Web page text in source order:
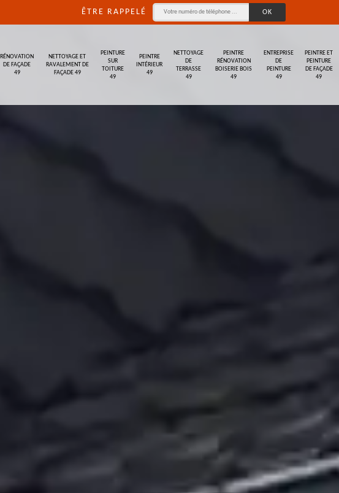
ÊTRE RAPPELÉ
RÉNOVATION
DE FAÇADE
49
NETTOYAGE ET
RAVALEMENT DE
FAÇADE 49
PEINTURE
SUR
TOITURE
49
PEINTRE
INTÉRIEUR
49
NETTOYAGE
DE
TERRASSE
49
PEINTRE
RÉNOVATION
BOISERIE BOIS
49
ENTREPRISE
DE
PEINTURE
49
PEINTRE ET
PEINTURE
DE FAÇADE
49